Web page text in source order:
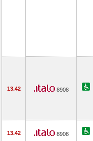
13.42 8908
13.42 8908